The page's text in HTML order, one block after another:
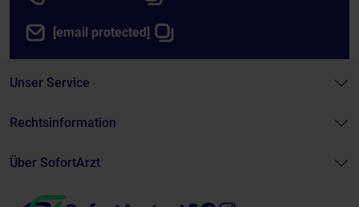
[email protected]
Unser Service
Rechtsinformation
Über SofortArzt